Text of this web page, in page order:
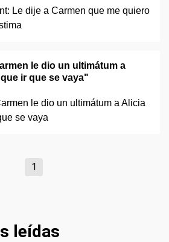
le dio un ultimátum a
ir que se vaya"
1
leídas